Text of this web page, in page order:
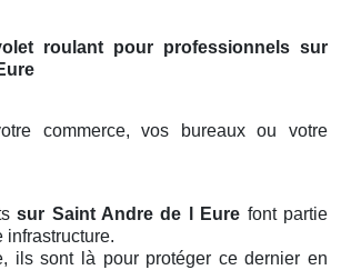
roulant pour professionnels sur
commerce, vos bureaux ou votre
sur Saint Andre de l Eure font partie
infrastructure.
ils sont là pour protéger ce dernier en